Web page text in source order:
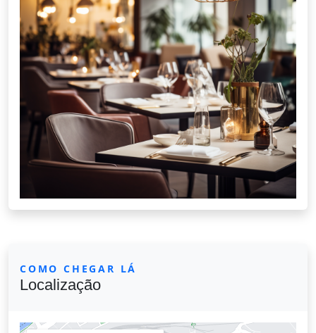
COMO CHEGAR LÁ
Localização